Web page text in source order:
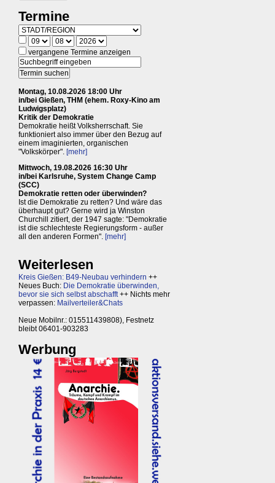
Termine
vergangene Termine anzeigen
Montag, 10.08.2026 18:00 Uhr
in/bei Gießen, THM (ehem. Roxy-Kino am
Ludwigsplatz)
Kritik der Demokratie
Demokratie heißt Volksherrschaft. Sie
funktioniert also immer über den Bezug auf
einem imaginierten, organischen
"Volkskörper". [mehr]
Mittwoch, 19.08.2026 16:30 Uhr
in/bei Karlsruhe, System Change Camp
(SCC)
Demokratie retten oder überwinden?
Ist die Demokratie zu retten? Und wäre das
überhaupt gut? Gerne wird ja Winston
Churchill zitiert, der 1947 sagte: "Demokratie
ist die schlechteste Regierungsform - außer
all den anderen Formen". [mehr]
Weiterlesen
Kreis Gießen: B49-Neubau verhindern ++
Neues Buch: Die Demokratie überwinden,
bevor sie sich selbst abschafft++ Nichts mehr
verpassen: Mailverteiler&Chats
Neue Mobilnr.: 015511439808), Festnetz
bleibt 06401-903283
Werbung